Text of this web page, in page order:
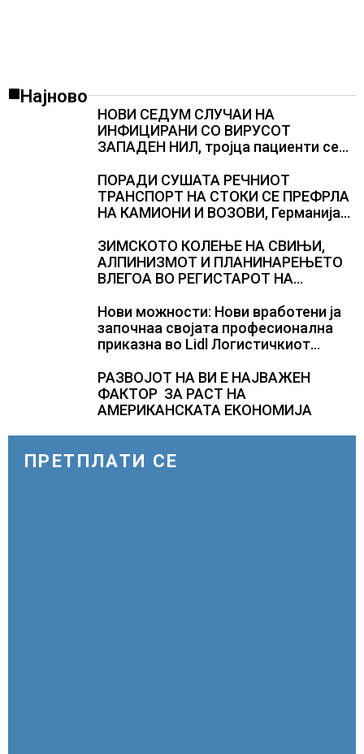
Најново
НОВИ СЕДУМ СЛУЧАИ НА
ИНФИЦИРАНИ СО ВИРУСОТ
ЗАПАДЕН НИЛ, тројца пациенти се
ПОРАДИ СУШАТА РЕЧНИОТ
ТРАНСПОРТ НА СТОКИ СЕ ПРЕФРЛА
НА КАМИОНИ И ВОЗОВИ, Германија
камионџиите да возат и во недела
ЗИМСКОТО КОЛЕЊЕ НА СВИЊИ,
АЛПИНИЗМОТ И ПЛАНИНАРЕЊЕТО
ВЛЕГОА ВО РЕГИСТАРОТ НА
СЛОВЕНИЈА
Нови можности: Нови вработени ја
започнаа својата професионална
приказна во Lidl Логистичкиот
РАЗВОЈОТ НА ВИ Е НАЈВАЖЕН
ФАКТОР ЗА РАСТ НА
АМЕРИКАНСКАТА ЕКОНОМИЈА
ПРЕТПЛАТИ СЕ